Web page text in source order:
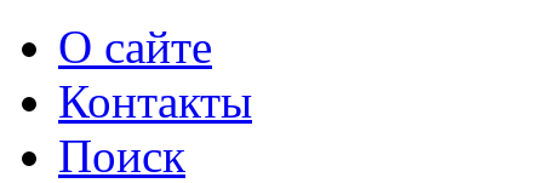
О сайте
Контакты
Поиск